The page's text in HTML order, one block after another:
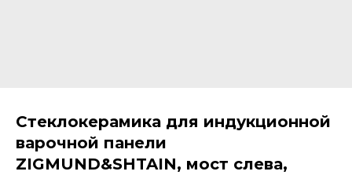
Стеклокерамика для индукционной
варочной панели
ZIGMUND&SHTAIN, мост слева,